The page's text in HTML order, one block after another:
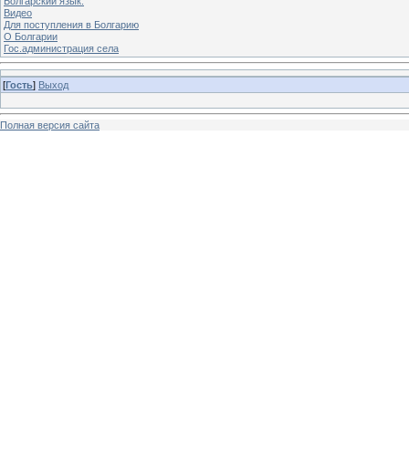
Видео
Для поступления в Болгарию
О Болгарии
Гос.администрация села
[Гость] Выход
Полная версия сайта